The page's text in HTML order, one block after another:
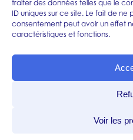
traiter des données telles que le
ID uniques sur ce site. Le fait de ne
consentement peut avoir un effet
caractéristiques et fonctions.
Voir les
services aux entreprises, en
hôtellerie et restauration,
voyage et loisirs, d’immobilier,
et organismes publics
d’une intervention rapide
secteur d’activité, et
ou WooCommerce
Nous suivre